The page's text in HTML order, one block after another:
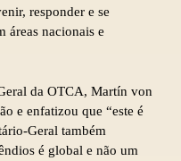
responder e se
áreas nacionais e
da OTCA, Martín von
e enfatizou que “este é
Geral também
é global e não um